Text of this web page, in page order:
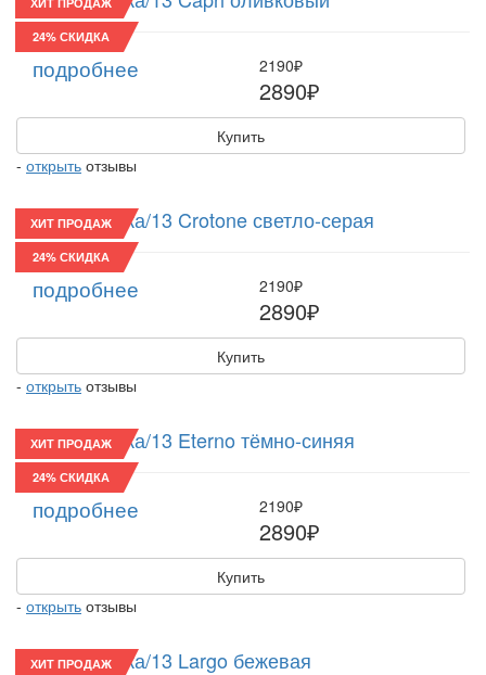
24% СКИДКА
подробнее 2190₽
2890₽
Купить
- открыть отзывы
ХИТ ПРОДАЖ
24% СКИДКА
Восьмиклинка/13 Crotone светло-серая
подробнее 2190₽
2890₽
Купить
- открыть отзывы
ХИТ ПРОДАЖ
24% СКИДКА
Восьмиклинка/13 Eterno тёмно-синяя
подробнее 2190₽
2890₽
Купить
- открыть отзывы
ХИТ ПРОДАЖ
Восьмиклинка/13 Largo бежевая